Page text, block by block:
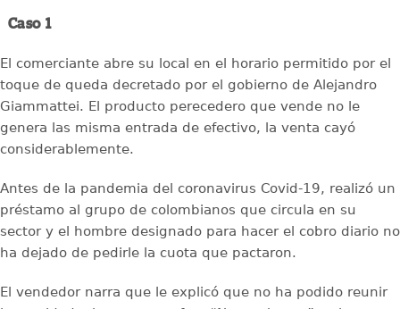
Caso 1
El comerciante abre su local en el horario permitido por el
toque de queda decretado por el gobierno de Alejandro
Giammattei. El producto perecedero que vende no le
genera las misma entrada de efectivo, la venta cayó
considerablemente.
Antes de la pandemia del coronavirus Covid-19, realizó un
préstamo al grupo de colombianos que circula en su
sector y el hombre designado para hacer el cobro diario no
ha dejado de pedirle la cuota que pactaron.
El vendedor narra que le explicó que no ha podido reunir